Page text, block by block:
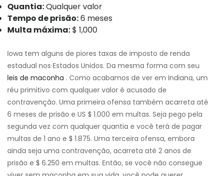
Quantia:Qualquer valor
Tempo de prisão:6 meses
Multa máxima:$ 1,000
Iowa tem alguns de piores taxas de imposto de renda
estadual nos Estados Unidos. Da mesma forma com seu
leis de maconha . Como acabamos de ver em Indiana, um
réu primitivo com qualquer valor é acusado de
contravenção. Uma primeira ofensa também acarreta até
6 meses de prisão e US $ 1.000 em multas. Seja pego pela
segunda vez com qualquer quantia e você terá de pagar
multas de 1 ano e $ 1.875. Uma terceira ofensa, embora
ainda seja uma contravenção, acarreta até 2 anos de
prisão e $ 6.250 em multas. Então, se você não consegue